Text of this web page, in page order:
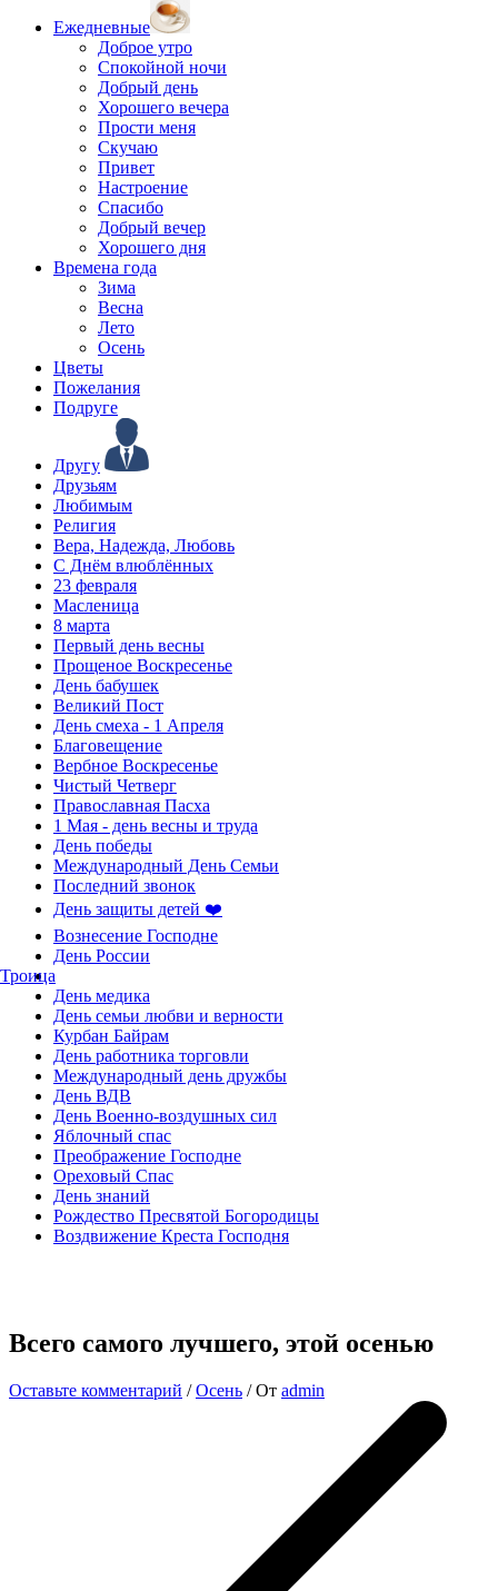
Ежедневные
Доброе утро
Спокойной ночи
Добрый день
Хорошего вечера
Прости меня
Скучаю
Привет
Настроение
Спасибо
Добрый вечер
Хорошего дня
Времена года
Зима
Весна
Лето
Осень
Цветы
Пожелания
Подруге
Другу
Друзьям
Любимым
Религия
Вера, Надежда, Любовь
С Днём влюблённых
23 февраля
Масленица
8 марта
Первый день весны
Прощеное Воскресенье
День бабушек
Великий Пост
День смеха - 1 Апреля
Благовещение
Вербное Воскресенье
Чистый Четверг
Православная Пасха
1 Мая - день весны и труда
День победы
Международный День Семьи
Последний звонок
День защиты детей ❤️
Вознесение Господне
День России
Троица
День медика
День семьи любви и верности
Курбан Байрам
День работника торговли
Международный день дружбы
День ВДВ
День Военно-воздушных сил
Яблочный спас
Преображение Господне
Ореховый Спас
День знаний
Рождество Пресвятой Богородицы
Воздвижение Креста Господня
Всего самого лучшего, этой осенью
Оставьте комментарий /Осень / От admin